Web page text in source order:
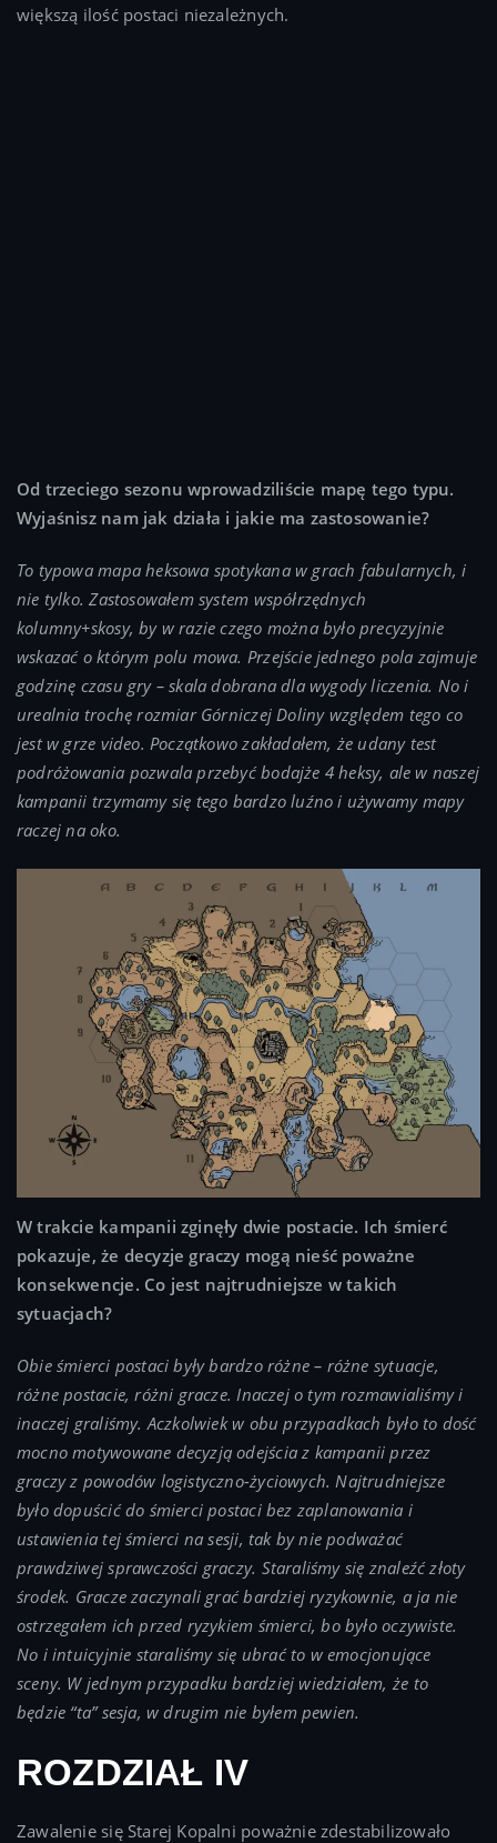
większą ilość postaci niezależnych.
Od trzeciego sezonu wprowadziliście mapę tego typu.
Wyjaśnisz nam jak działa i jakie ma zastosowanie?
To typowa mapa heksowa spotykana w grach fabularnych, i
nie tylko. Zastosowałem system współrzędnych
kolumny+skosy, by w razie czego można było precyzyjnie
wskazać o którym polu mowa. Przejście jednego pola zajmuje
godzinę czasu gry – skala dobrana dla wygody liczenia. No i
urealnia trochę rozmiar Górniczej Doliny względem tego co
jest w grze video. Początkowo zakładałem, że udany test
podróżowania pozwala przebyć bodajże 4 heksy, ale w naszej
kampanii trzymamy się tego bardzo luźno i używamy mapy
raczej na oko.
W trakcie kampanii zginęły dwie postacie. Ich śmierć
pokazuje, że decyzje graczy mogą nieść poważne
konsekwencje. Co jest najtrudniejsze w takich
sytuacjach?
Obie śmierci postaci były bardzo różne – różne sytuacje,
różne postacie, różni gracze. Inaczej o tym rozmawialiśmy i
inaczej graliśmy. Aczkolwiek w obu przypadkach było to dość
mocno motywowane decyzją odejścia z kampanii przez
graczy z powodów logistyczno-życiowych. Najtrudniejsze
było dopuścić do śmierci postaci bez zaplanowania i
ustawienia tej śmierci na sesji, tak by nie podważać
prawdziwej sprawczości graczy. Staraliśmy się znaleźć złoty
środek. Gracze zaczynali grać bardziej ryzykownie, a ja nie
ostrzegałem ich przed ryzykiem śmierci, bo było oczywiste.
No i intuicyjnie staraliśmy się ubrać to w emocjonujące
sceny. W jednym przypadku bardziej wiedziałem, że to
będzie “ta” sesja, w drugim nie byłem pewien.
ROZDZIAŁ IV
Zawalenie się Starej Kopalni poważnie zdestabilizowało